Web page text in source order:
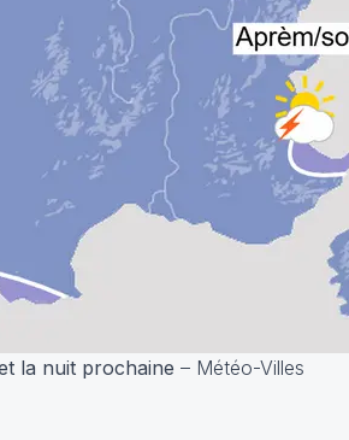
la nuit prochaine – Météo-Villes